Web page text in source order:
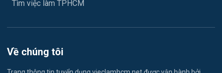
Tìm việc làm TPHCM
Về chúng tôi